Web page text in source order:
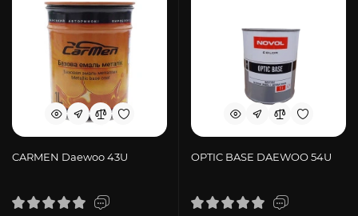
CARMEN Daewoo 43U OPTIC BASE DAEWOO 54U